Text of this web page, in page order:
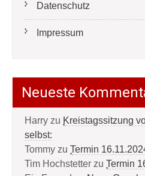
Datenschutz
Impressum
Neueste
Harry zu Kreistagssitzung
selbst:
Tommy zu Termin
Tim Hochstetter zu Termin